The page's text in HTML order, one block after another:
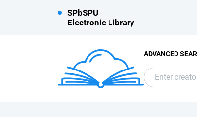
SPbSPU
Electronic Library
ADVANCED